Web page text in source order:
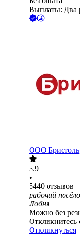
Выплаты: Два
ООО
3.9
•
5440 отзывов
рабочий
Лобня
Можно без
Откликнитесь
Откликнуться